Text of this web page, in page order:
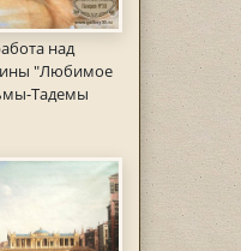
над
"Любимое
Тадемы